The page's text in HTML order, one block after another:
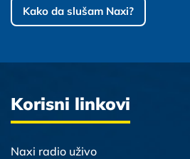
Kako da slušam Naxi?
Korisni linkovi
Naxi radio uživo